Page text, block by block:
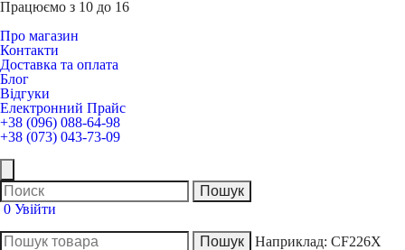
Працюємо з 10 до 16
Про магазин
Контакти
Доставка та оплата
Блог
Відгуки
Електронний Прайс
+38 (096) 088-64-98
+38 (073) 043-73-09
0 Увійти
Наприклад: CF226X